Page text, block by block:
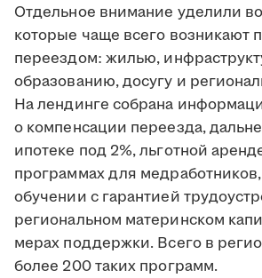
Отдельное внимание уделили
которые чаще всего возникают
переездом: жилью,
образованию, досугу и
На лендинге собрана
о компенсации переезда,
ипотеке под 2%, льготной
программах для
обучении с гарантией
региональном материнском
мерах поддержки. Всего в
более 200 таких программ.